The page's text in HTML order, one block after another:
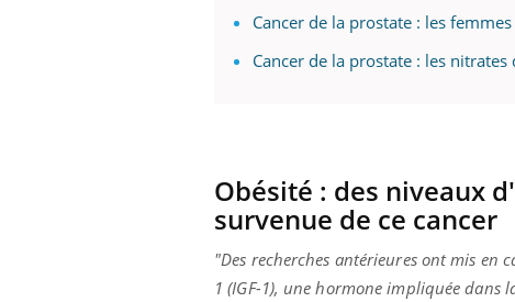
Cancer de la prostate : les
Cancer de la prostate : les
Obésité : des niveaux
survenue de ce cancer
"Des recherches antérieures ont mis en
1 (IGF-1), une hormone impliquée dans
Eczéma Chronique des Mains : se